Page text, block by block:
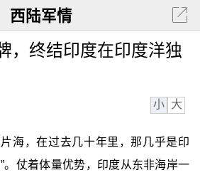
西陆军情
，终结印度在印度洋独
小 大
海，在过去几十年里，那几乎是印
。仗着体量优势，印度从东非海岸一